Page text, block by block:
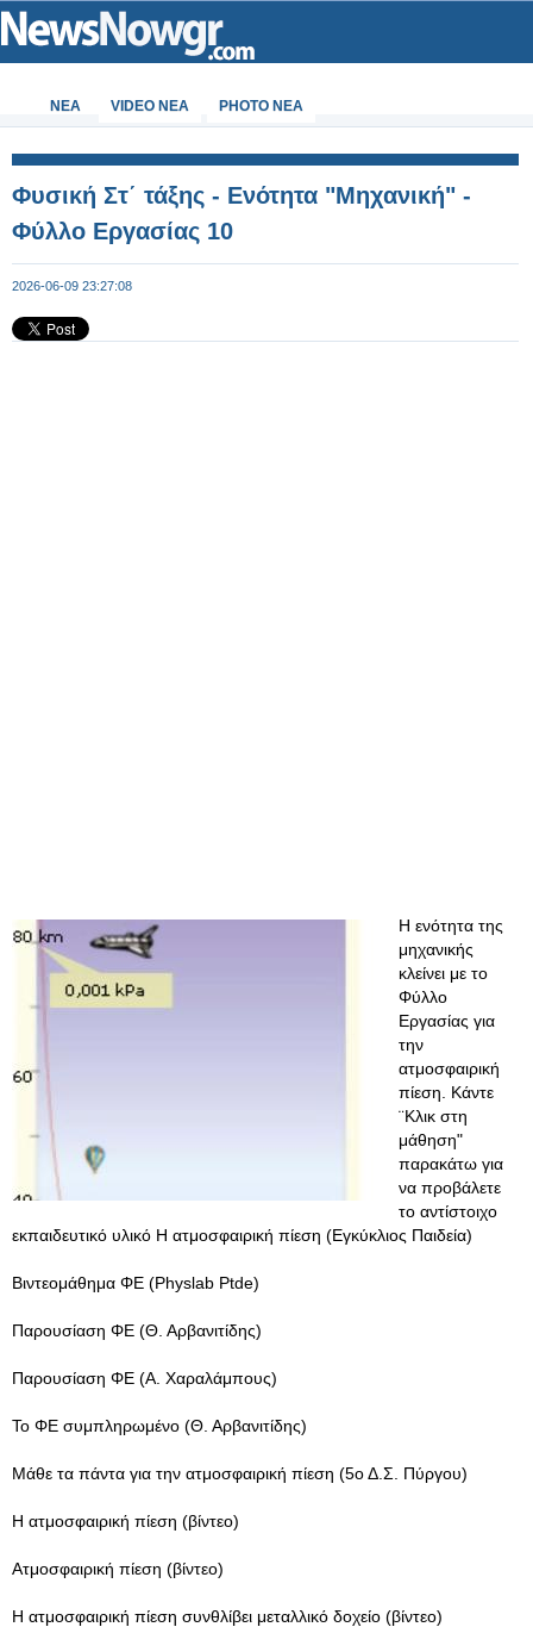
ΝΕΑ VIDEO NEA PHOTO NEA
Φυσική Στ΄ τάξης - Ενότητα "Μηχανική" -
Φύλλο Εργασίας 10
2026-06-09 23:27:08
Η ενότητα της
μηχανικής
κλείνει με το
Φύλλο
Εργασίας για
την
ατμοσφαιρική
πίεση. Κάντε
¨Κλικ στη
μάθηση"
παρακάτω για
να προβάλετε
το αντίστοιχο
εκπαιδευτικό υλικό Η ατμοσφαιρική πίεση (Εγκύκλιος Παιδεία)
Βιντεομάθημα ΦΕ (Physlab Ptde)
Παρουσίαση ΦΕ (Θ. Αρβανιτίδης)
Παρουσίαση ΦΕ (Α. Χαραλάμπους)
Το ΦΕ συμπληρωμένο (Θ. Αρβανιτίδης)
Μάθε τα πάντα για την ατμοσφαιρική πίεση (5ο Δ.Σ. Πύργου)
Η ατμοσφαιρική πίεση (βίντεο)
Ατμοσφαιρική πίεση (βίντεο)
Η ατμοσφαιρική πίεση συνθλίβει μεταλλικό δοχείο (βίντεο)